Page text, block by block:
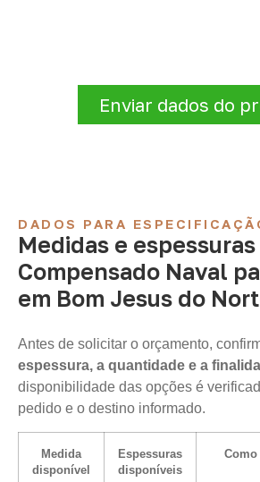
Enviar dados do
DADOS PARA
Medidas e
Compensado Naval
em Bom Jesus do
Antes de solicitar o orçamento,
espessura, a quantidade e a
disponibilidade das opções é
pedido e o destino informado.
Medida
disponível
Espessuras
disponíveis